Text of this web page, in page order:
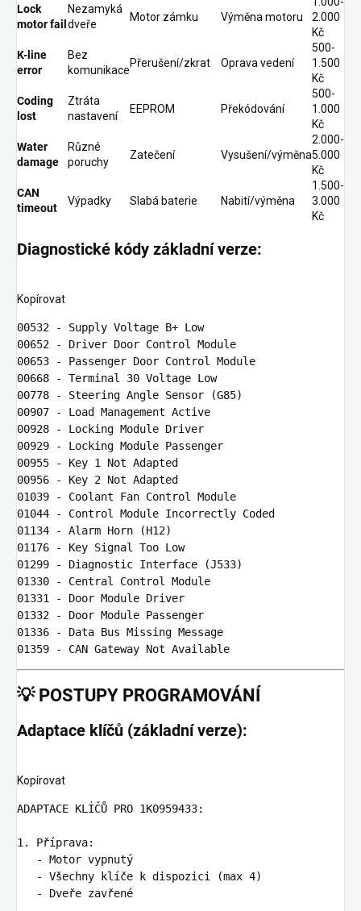
Lock
motor fail
Nezamyká
dveře
Motor zámku Výměna motoru
2.000
Kč
K-line
error
Bez
komunikace
Přerušení/zkrat Oprava vedení
500-
1.500
Kč
Coding
lost
Ztráta
nastavení
EEPROM Překódování
500-
1.000
Kč
Water
damage
Různé
poruchy
Zatečení Vysušení/výměna
2.000-
5.000
Kč
CAN
timeout
Výpadky Slabá baterie Nabití/výměna
1.500-
3.000
Kč
Diagnostické kódy základní verze:
Kopírovat
00532
00652
00653
00668
- Terminal 30
00778
00907
- Load
00928
00929
00955
- Key 1 Not
00956
- Key 2 Not
01039
01044
01134
01176
- Key
01299
01330
01331
01332
01336
- Data
01359
- CAN Gateway Not
💡 POSTUPY PROGRAMOVÁNÍ
Adaptace klíčů (základní verze):
Kopírovat
ADAPTACE KLÍČŮ PRO 1K0959433
1. Příprava:
-
Motor vypnutý
-
Všechny klíče k dispozici (max 4)
-
Dveře zavřené